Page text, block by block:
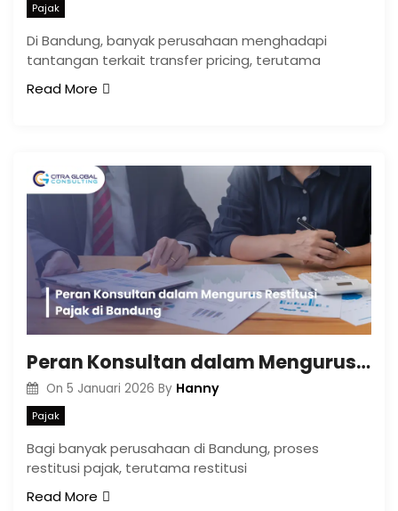
Pajak
Di Bandung, banyak perusahaan menghadapi
tantangan terkait transfer pricing, terutama
Read More
Peran Konsultan dalam Mengurus Restitusi Pajak di Bandung
On 5 Januari 2026 By Hanny
Pajak
Bagi banyak perusahaan di Bandung, proses
restitusi pajak, terutama restitusi
Read More